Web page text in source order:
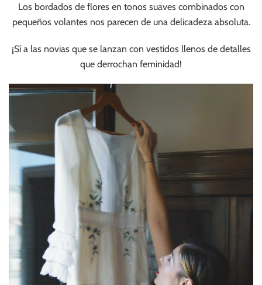
Los bordados de flores en tonos suaves combinados con
pequeños volantes nos parecen de una delicadeza absoluta.
¡Sí a las novias que se lanzan con vestidos llenos de detalles
que derrochan feminidad!